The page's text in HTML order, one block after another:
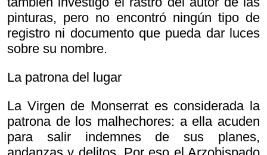
pinturas, pero no encontró ningún tipo de
registro ni documento que pueda dar luces
sobre su nombre.
La patrona del lugar
La Virgen de Monserrat es considerada la
patrona de los malhechores: a ella acuden
para salir indemnes de sus planes,